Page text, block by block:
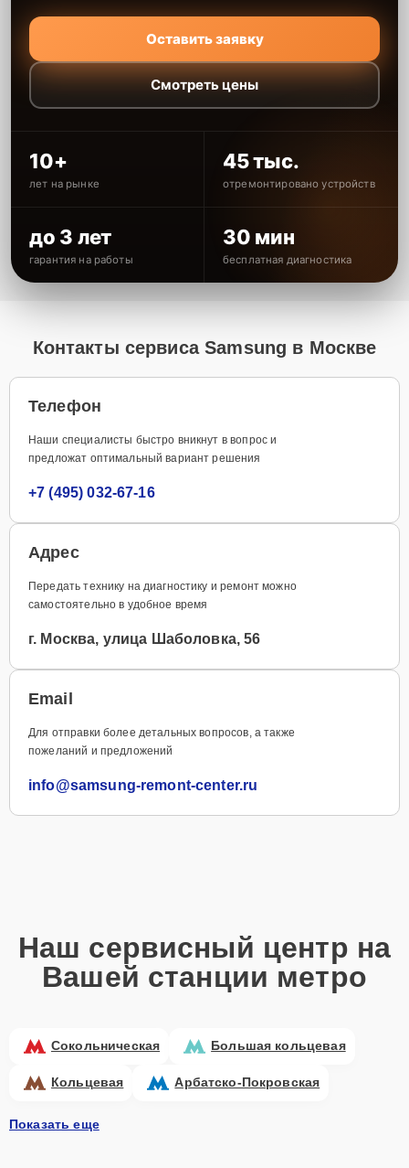
Оставить заявку
Смотреть цены
10+
лет на рынке
45 тыс.
отремонтировано устройств
до 3 лет
гарантия на работы
30 мин
бесплатная диагностика
Контакты сервиса Samsung в Москве
Телефон
Наши специалисты быстро вникнут в вопрос и
предложат оптимальный вариант решения
+7 (495) 032-67-16
Адрес
Передать технику на диагностику и ремонт можно
самостоятельно в удобное время
г. Москва, улица Шаболовка, 56
Email
Для отправки более детальных вопросов, а также
пожеланий и предложений
info@samsung-remont-center.ru
Наш сервисный центр на
Вашей станции метро
Сокольническая Большая кольцевая
Кольцевая Арбатско-Покровская
Показать еще